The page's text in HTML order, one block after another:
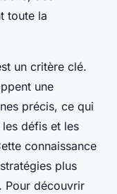
toute la
un critère clé.
une
précis, ce qui
défis et les
connaissance
plus
Pour découvrir